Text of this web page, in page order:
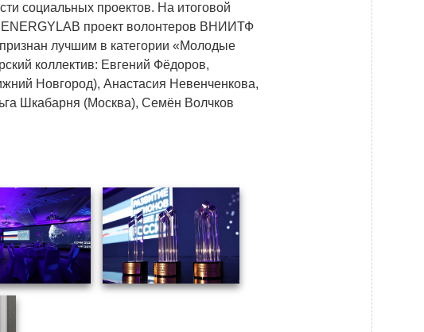
социальных проектов. На итоговой
проект волонтеров ВНИИТФ
лучшим в категории «Молодые
коллектив: Евгений Фёдоров,
Новгород), Анастасия Невенченкова,
Шкабарня (Москва), Семён Волчков